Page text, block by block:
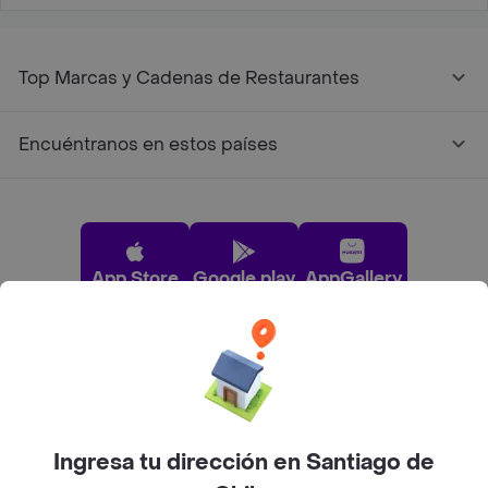
Top Marcas y Cadenas de Restaurantes
Encuéntranos en estos países
App Store Google play AppGallery
Pide tu comida favorita cerca de ti
Categorías
Ingresa tu dirección en Santiago de